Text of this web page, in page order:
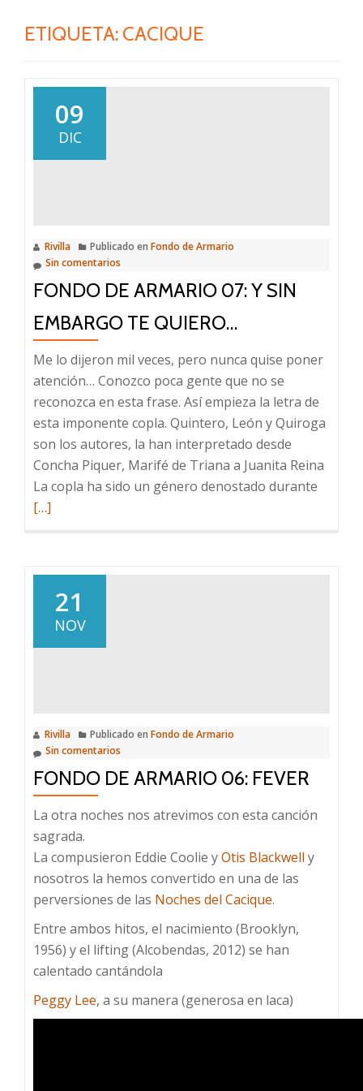
ETIQUETA: CACIQUE
09
DIC
Rivilla Publicado en Fondo de Armario
Sin comentarios
FONDO DE ARMARIO 07: Y SIN
EMBARGO TE QUIERO…
Me lo dijeron mil veces, pero nunca quise poner
atención… Conozco poca gente que no se
reconozca en esta frase. Así empieza la letra de
esta imponente copla. Quintero, León y Quiroga
son los autores, la han interpretado desde
Concha Piquer, Marifé de Triana a Juanita Reina
La copla ha sido un género denostado durante
[…]
21
NOV
Rivilla Publicado en Fondo de Armario
Sin comentarios
FONDO DE ARMARIO 06: FEVER
La otra noches nos atrevimos con esta canción
sagrada.
La compusieron Eddie Coolie yOtis Blackwell y
nosotros la hemos convertido en una de las
perversiones de las Noches del Cacique.
Entre ambos hitos, el nacimiento (Brooklyn,
1956) y el lifting (Alcobendas, 2012) se han
calentado cantándola
Peggy Lee, a su manera (generosa en laca)